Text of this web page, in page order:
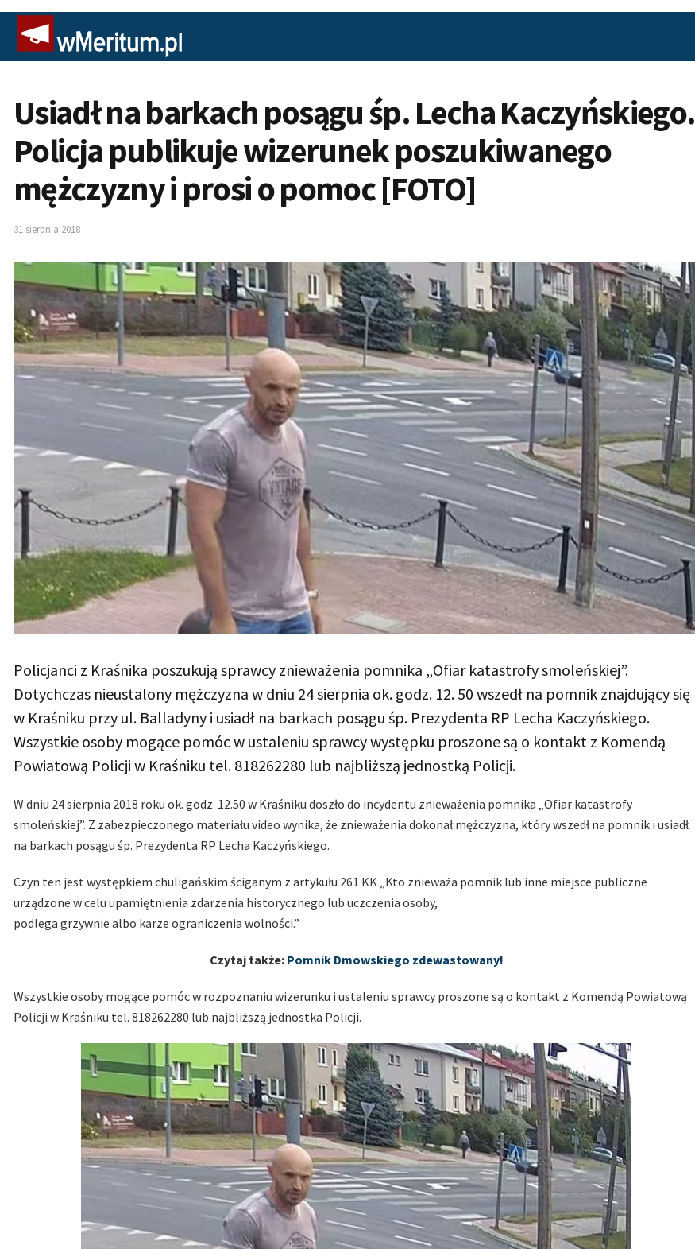
Usiadł na barkach posągu śp. Lecha Kaczyńskiego.
Policja publikuje wizerunek poszukiwanego
mężczyzny i prosi o pomoc [FOTO]
31 sierpnia 2018
Policjanci z Kraśnika poszukują sprawcy znieważenia pomnika „Ofiar katastrofy smoleńskiej”.
Dotychczas nieustalony mężczyzna w dniu 24 sierpnia ok. godz. 12. 50 wszedł na pomnik znajdujący się
w Kraśniku przy ul. Balladyny i usiadł na barkach posągu śp. Prezydenta RP Lecha Kaczyńskiego.
Wszystkie osoby mogące pomóc w ustaleniu sprawcy występku proszone są o kontakt z Komendą
Powiatową Policji w Kraśniku tel. 818262280 lub najbliższą jednostką Policji.
W dniu 24 sierpnia 2018 roku ok. godz. 12.50 w Kraśniku doszło do incydentu znieważenia pomnika „Ofiar katastrofy
smoleńskiej”. Z zabezpieczonego materiału video wynika, że znieważenia dokonał mężczyzna, który wszedł na pomnik i usiadł
na barkach posągu śp. Prezydenta RP Lecha Kaczyńskiego.
Czyn ten jest występkiem chuligańskim ściganym z artykułu 261 KK „Kto znieważa pomnik lub inne miejsce publiczne
urządzone w celu upamiętnienia zdarzenia historycznego lub uczczenia osoby,
podlega grzywnie albo karze ograniczenia wolności.”
Czytaj także: Pomnik Dmowskiego zdewastowany!
Wszystkie osoby mogące pomóc w rozpoznaniu wizerunku i ustaleniu sprawcy proszone są o kontakt z Komendą Powiatową
Policji w Kraśniku tel. 818262280 lub najbliższą jednostka Policji.